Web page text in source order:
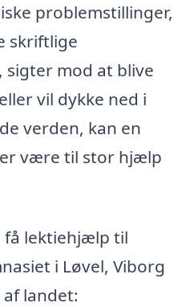
problemstillinger,
skriftlige
mod at blive
vil dykke ned i
verden, kan en
være til stor hjælp
få lektiehjælp til
i Løvel, Viborg
landet: